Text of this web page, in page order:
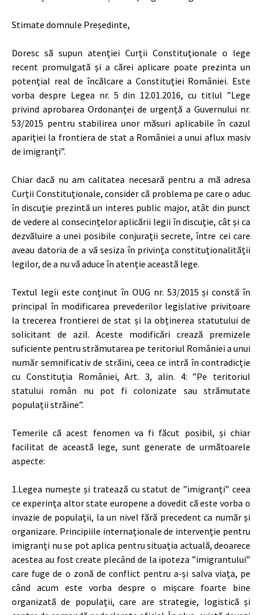
Stimate domnule Președinte,
Doresc să supun atenției Curții Constituționale o lege
recent promulgată și a cărei aplicare poate prezinta un
potențial real de încălcare a Constituției României. Este
vorba despre Legea nr. 5 din 12.01.2016, cu titlul ”Lege
privind aprobarea Ordonanței de urgență a Guvernului nr.
53/2015 pentru stabilirea unor măsuri aplicabile în cazul
apariției la frontiera de stat a României a unui aflux masiv
de imigranți”.
Chiar dacă nu am calitatea necesară pentru a mă adresa
Curții Constituționale, consider că problema pe care o aduc
în discuție prezintă un interes public major, atât din punct
de vedere al consecințelor aplicării legii în discuție, cât și ca
dezvăluire a unei posibile conjurații secrete, între cei care
aveau datoria de a vă sesiza în privința constituționalității
legilor, de a nu vă aduce în atenție această lege.
Textul legii este conținut în OUG nr. 53/2015 și constă în
principal în modificarea prevederilor legislative privitoare
la trecerea frontierei de stat și la obținerea statutului de
solicitant de azil. Aceste modificări crează premizele
suficiente pentru strămutarea pe teritoriul României a unui
număr semnificativ de străini, ceea ce intră în contradicție
cu Constituția României, Art. 3, alin. 4: ”Pe teritoriul
statului român nu pot fi colonizate sau strămutate
populații străine”.
Temerile că acest fenomen va fi făcut posibil, și chiar
facilitat de această lege, sunt generate de următoarele
aspecte:
1.Legea numește și tratează cu statut de ”imigranți” ceea
ce experința altor state europene a dovedit că este vorba o
invazie de populații, la un nivel fără precedent ca număr și
organizare. Principiile internaționale de intervenție pentru
imigranți nu se pot aplica pentru situația actuală, deoarece
acestea au fost create plecând de la ipoteza ”imigrantului”
care fuge de o zonă de conflict pentru a-și salva viața, pe
când acum este vorba despre o mișcare foarte bine
organizată de populații, care are strategie, logistică și